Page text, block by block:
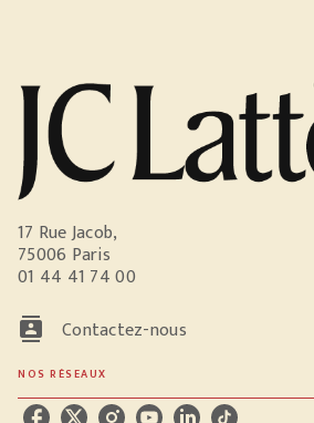
17 Rue Jacob,
75006 Paris
01 44 41 74 00
contacts Contactez-nous
NOS RÉSEAUX